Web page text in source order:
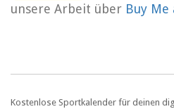
unsere Arbeit über Buy Me
Kostenlose Sportkalender für deinen